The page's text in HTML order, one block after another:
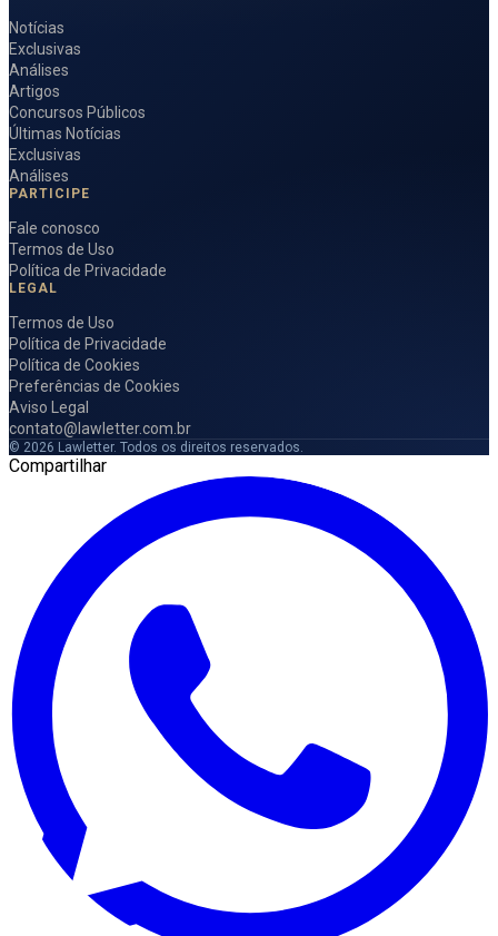
Notícias
Exclusivas
Análises
Artigos
Concursos Públicos
Últimas Notícias
Exclusivas
Análises
PARTICIPE
Fale conosco
Termos de Uso
Política de Privacidade
LEGAL
Termos de Uso
Política de Privacidade
Política de Cookies
Preferências de Cookies
Aviso Legal
contato@lawletter.com.br
© 2026 Lawletter. Todos os direitos reservados.
Compartilhar